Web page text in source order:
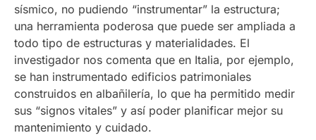
sísmico, no pudiendo “instrumentar” la estructura;
una herramienta poderosa que puede ser ampliada a
todo tipo de estructuras y materialidades. El
investigador nos comenta que en Italia, por ejemplo,
se han instrumentado edificios patrimoniales
construidos en albañilería, lo que ha permitido medir
sus “signos vitales” y así poder planificar mejor su
mantenimiento y cuidado.